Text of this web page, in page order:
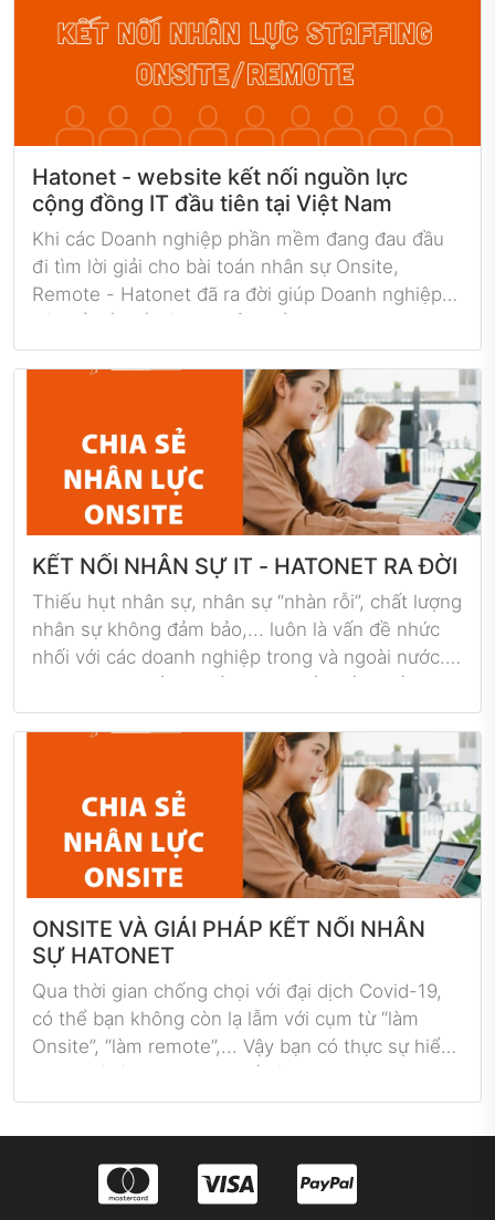
Hatonet - website kết nối nguồn lực
cộng đồng IT đầu tiên tại Việt Nam
Khi các Doanh nghiệp phần mềm đang đau đầu
đi tìm lời giải cho bài toán nhân sự Onsite,
Remote - Hatonet đã ra đời giúp Doanh nghiệp
nhằm tối ưu nguồn nhân lực của cộng đồng
doanh nghiệp IT!
KẾT NỐI NHÂN SỰ IT - HATONET RA ĐỜI
Thiếu hụt nhân sự, nhân sự “nhàn rỗi”, chất lượng
nhân sự không đảm bảo,... luôn là vấn đề nhức
nhối với các doanh nghiệp trong và ngoài nước.
lượng lẫn số lượng nhân sự tại các doanh nghiệp,
đặc biệt là nhân sự IT. Nhằm đưa ra giải pháp tối
ưu nhất; nhằm kết nối, xây dựng cộng đồng IT
khắp cả nước, Hatonet chính thức ra đời.
ONSITE VÀ GIẢI PHÁP KẾT NỐI NHÂN
SỰ HATONET
Qua thời gian chống chọi với đại dịch Covid-19,
có thể bạn không còn lạ lẫm với cụm từ “làm
Onsite”, “làm remote”,... Vậy bạn có thực sự hiểu
trong lĩnh vực IT có phải là một cơ hội việc làm
hiếm ứng viên IT? Hãy cùng tìm hiểu qua bài viết